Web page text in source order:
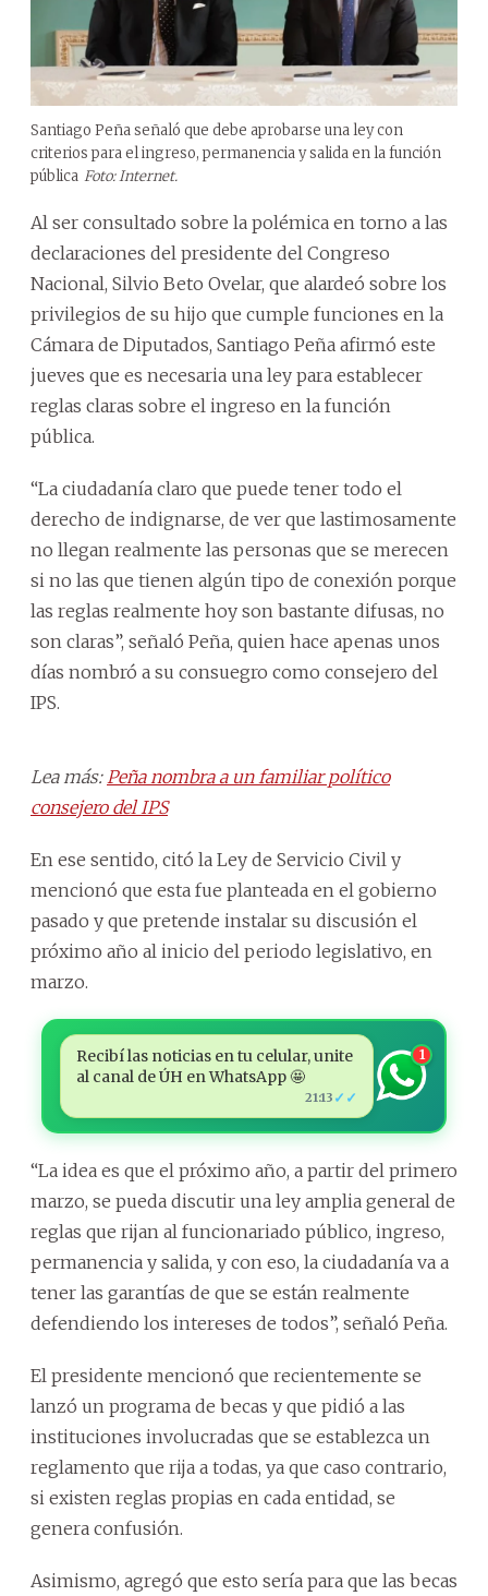
Santiago Peña señaló que debe aprobarse una ley con
criterios para el ingreso, permanencia y salida en la función
pública Foto: Internet.
Al ser consultado sobre la polémica en torno a las
declaraciones del presidente del Congreso
Nacional, Silvio Beto Ovelar, que alardeó sobre los
privilegios de su hijo que cumple funciones en la
Cámara de Diputados, Santiago Peña afirmó este
jueves que es necesaria una ley para establecer
reglas claras sobre el ingreso en la función
pública.
“La ciudadanía claro que puede tener todo el
derecho de indignarse, de ver que lastimosamente
no llegan realmente las personas que se merecen
si no las que tienen algún tipo de conexión porque
las reglas realmente hoy son bastante difusas, no
son claras”, señaló Peña, quien hace apenas unos
días nombró a su consuegro como consejero del
IPS.
Lea más: Peña nombra a un familiar político
consejero del IPS
En ese sentido, citó la Ley de Servicio Civil y
mencionó que esta fue planteada en el gobierno
pasado y que pretende instalar su discusión el
próximo año al inicio del periodo legislativo, en
marzo.
Recibí las noticias en tu celular, unite
al canal de ÚH en WhatsApp 🤩
21:13 ✓✓
1
“La idea es que el próximo año, a partir del primero
marzo, se pueda discutir una ley amplia general de
reglas que rijan al funcionariado público, ingreso,
permanencia y salida, y con eso, la ciudadanía va a
tener las garantías de que se están realmente
defendiendo los intereses de todos”, señaló Peña.
El presidente mencionó que recientemente se
lanzó un programa de becas y que pidió a las
instituciones involucradas que se establezca un
reglamento que rija a todas, ya que caso contrario,
si existen reglas propias en cada entidad, se
genera confusión.
Asimismo, agregó que esto sería para que las becas